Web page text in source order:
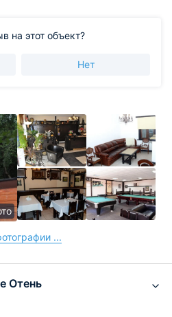
на этот объект?
Нет
...
Отень